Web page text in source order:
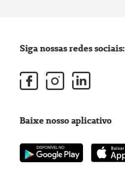
Siga nossas redes sociais:
Baixe nosso aplicativo